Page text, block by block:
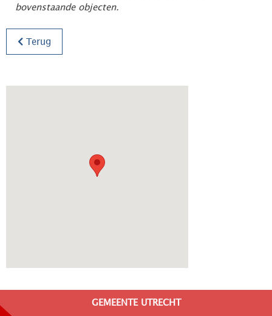
bovenstaande objecten.
Terug
GEMEENTE UTRECHT